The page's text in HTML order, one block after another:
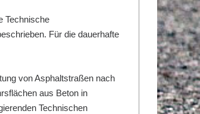
Technische
Für die dauerhafte
von Asphaltstraßen nach
aus Beton in
Technischen